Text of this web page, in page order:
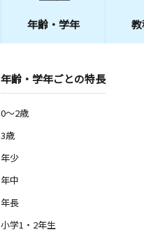
年齢・学年
年齢・学年ごとの特長
0～2歳
3歳
年少
年中
年長
小学1・2年生